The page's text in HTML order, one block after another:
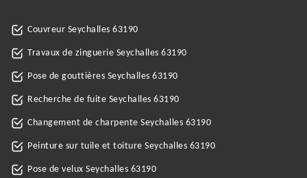
Couvreur Seychalles 63190
Travaux de zinguerie Seychalles 63190
Pose de gouttières Seychalles 63190
Recherche de fuite Seychalles 63190
Changement de charpente Seychalles 63190
Peinture sur tuile et toiture Seychalles 63190
Pose de velux Seychalles 63190